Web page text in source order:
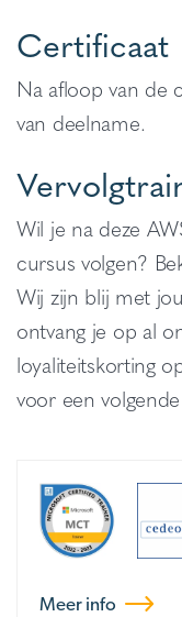
Certificaat
Na afloop van de
van deelname.
Wil je na deze
cursus volgen?
Wij zijn blij met
ontvang je op al
loyaliteitskorting
voor een
Meer info